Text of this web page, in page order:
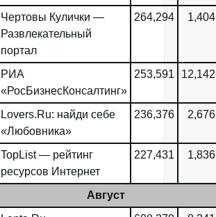
Чертовы Кулички —
Развлекательный
портал
264,294
РИА
«РосБизнесКонсалтинг»
253,591
Lovers.Ru: найди себе
«Любовника»
236,376
TopList — рейтинг
ресурсов Интернет
227,431
Август